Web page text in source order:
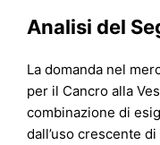
Analisi del
La domanda nel
per il Cancro alla
combinazione di
dall’uso crescente